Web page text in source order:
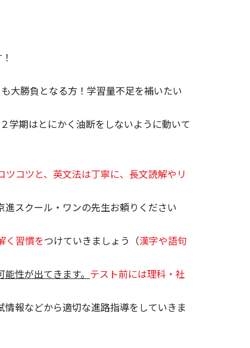
大勝負となる方！学習量不足を補いたい
学期はとにかく油断をしないように動いて
ツコツと、英文法は丁寧に、長文読解やリ
進スクール・ワンの先生お頼りください
く習慣をつけていきましょう（漢字や語句
性が出てきます。 テスト前には理科・社
報などから適切な進路指導をしていきま